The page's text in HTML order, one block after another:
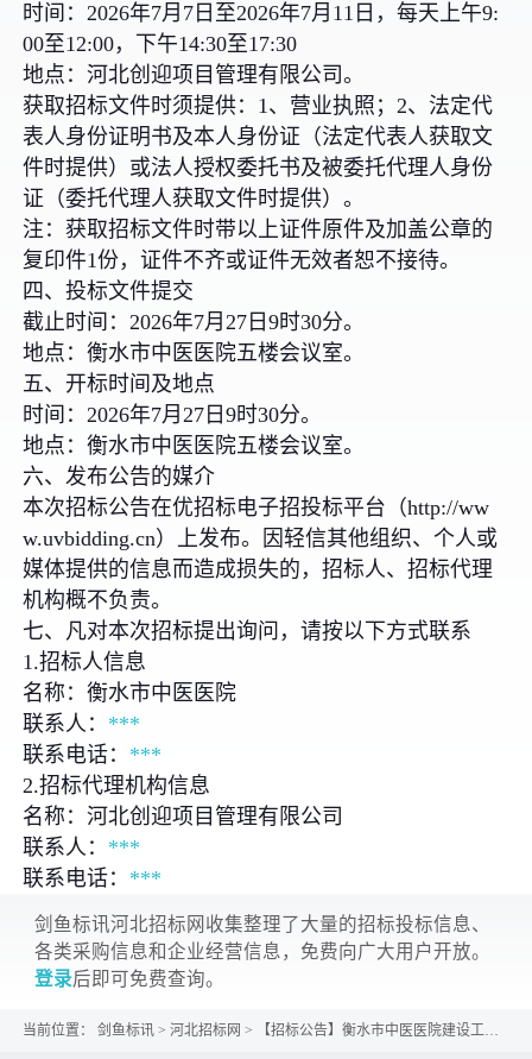
时间：2026年7月7日至2026年7月11日，每天上午9:
00至12:00，下午14:30至17:30
地点：河北创迎项目管理有限公司。
获取招标文件时须提供：1、营业执照；2、法定代
表人身份证明书及本人身份证（法定代表人获取文
件时提供）或法人授权委托书及被委托代理人身份
证（委托代理人获取文件时提供）。
注：获取招标文件时带以上证件原件及加盖公章的
复印件1份，证件不齐或证件无效者恕不接待。
四、投标文件提交
截止时间：2026年7月27日9时30分。
地点：衡水市中医医院五楼会议室。
五、开标时间及地点
时间：2026年7月27日9时30分。
地点：衡水市中医医院五楼会议室。
六、发布公告的媒介
本次招标公告在优招标电子招投标平台（http://ww
w.uvbidding.cn）上发布。因轻信其他组织、个人或
媒体提供的信息而造成损失的，招标人、招标代理
机构概不负责。
七、凡对本次招标提出询问，请按以下方式联系
1.招标人信息
名称：衡水市中医医院
联系人： ***
联系电话： ***
2.招标代理机构信息
名称：河北创迎项目管理有限公司
联系人： ***
联系电话： ***
剑鱼标讯河北招标网收集整理了大量的招标投标信息、
各类采购信息和企业经营信息，免费向广大用户开放。
登录后即可免费查询。
当前位置： 剑鱼标讯 > 河北招标网 > 【招标公告】衡水市中医医院建设工程设计审查验收历史遗留问题整改项目